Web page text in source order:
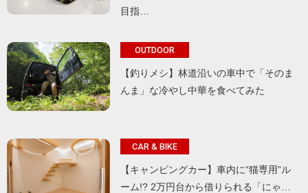
目指…
OUTDOOR
【釣りメシ】林道沿いの車中で「そのま
んま」な冷やし中華を食べてみた
CAR & BIKE
【キャンピングカー】車内に“猫専用”ル
ーム!? 2万円台から借りられる「にゃ…